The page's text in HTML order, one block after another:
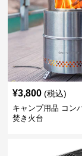
¥3,800 (税込)
キャンプ用品 コン
焚き火台